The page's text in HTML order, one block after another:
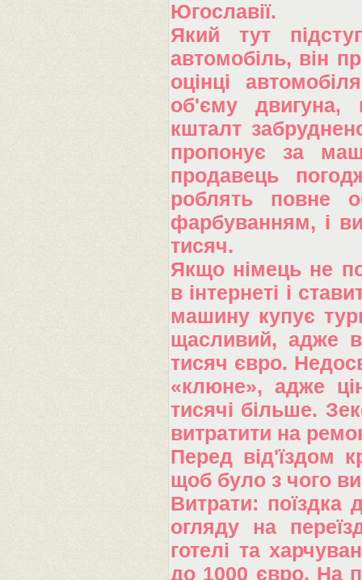
Югославії.
Який тут
автомобіль, він
оцінці
об'єму двигуна,
кшталт
пропонує за
продавець
роблять повне
фарбуванням, і
тисяч.
Якщо німець не
в інтернеті і
машину купує
щасливий, адже
тисяч євро.
«клюне», адже
тисячі більше.
витратити на
Перед від'їздом
щоб було з чого
Витрати: поїздка
огляду на
готелі та
до 1000 євро. На